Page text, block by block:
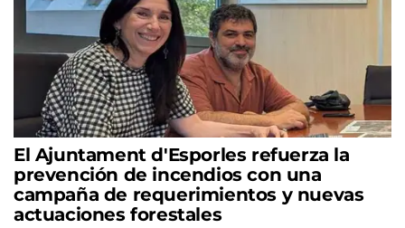
El Ajuntament d'Esporles refuerza la
prevención de incendios con una
campaña de requerimientos y nuevas
actuaciones forestales